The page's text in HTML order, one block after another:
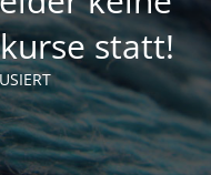
statt!